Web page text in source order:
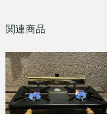
関連商品